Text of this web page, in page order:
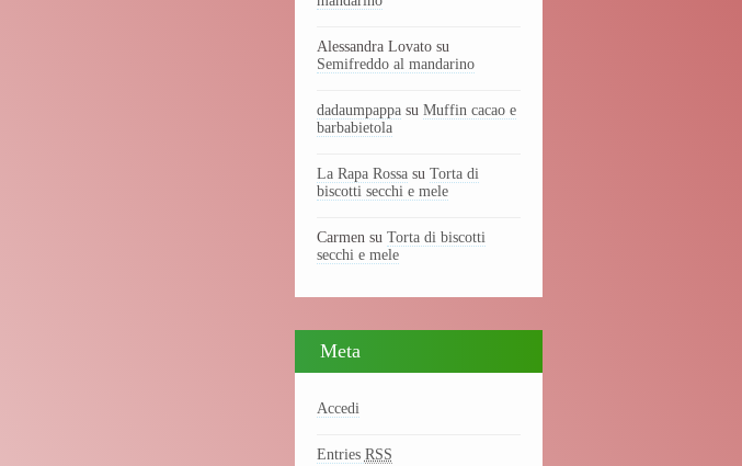
Alessandra Lovatosu
Semifreddo al mandarino
dadaumpappasu Muffin cacao e
barbabietola
La Rapa Rossasu Torta di
biscotti secchi e mele
Carmen su Torta di biscotti
secchi e mele
Meta
Accedi
Entries RSS